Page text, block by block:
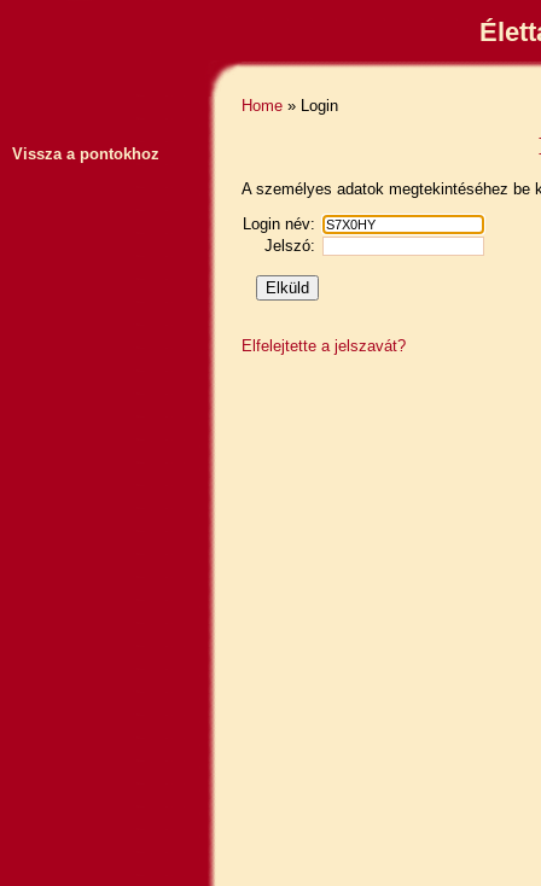
Vissza a pontokhoz
Home » Login
A személyes adatok megtekintéséhez be
Login név:
Jelszó:
Elfelejtette a jelszavát?